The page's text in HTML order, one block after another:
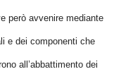
però avvenire mediante
e dei componenti che
all’abbattimento dei